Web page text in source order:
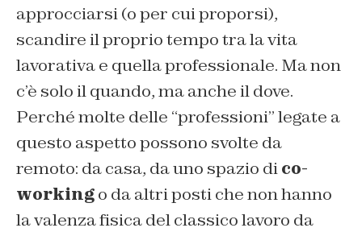
approcciarsi (o per cui proporsi),
scandire il proprio tempo tra la vita
lavorativa e quella professionale. Ma non
c’è solo il quando, ma anche il dove.
Perché molte delle “professioni” legate a
questo aspetto possono svolte da
remoto: da casa, da uno spazio dico-
workingo da altri posti che non hanno
la valenza fisica del classico lavoro da